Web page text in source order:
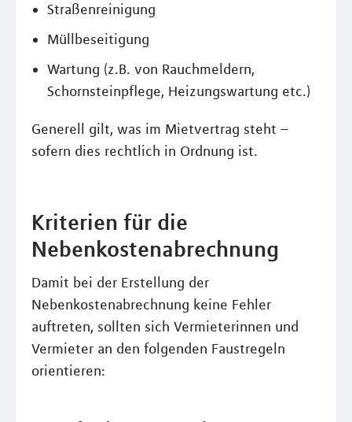
Straßenreinigung
Müllbeseitigung
Wartung (z.B. von Rauchmeldern,
Schornsteinpflege, Heizungswartung etc.)
Generell gilt, was im Mietvertrag steht –
sofern dies rechtlich in Ordnung ist.
Kriterien für die
Nebenkostenabrechnung
Damit bei der Erstellung der
Nebenkostenabrechnung keine Fehler
auftreten, sollten sich Vermieterinnen und
Vermieter an den folgenden Faustregeln
orientieren: